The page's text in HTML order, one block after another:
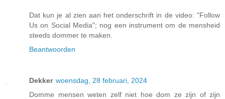
Dat kun je al zien aan het onderschrift in de video: "Follow
Us on Social Media"; nog een instrument om de mensheid
steeds dommer te maken.
Beantwoorden
Dekker woensdag, 28 februari, 2024
Domme mensen weten zelf niet hoe dom ze zijn of zijn